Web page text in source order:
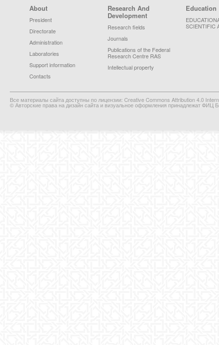
Footer Menu
About
President
Directorate
Administration
Laboratories
Support information
Contacts
Research And
Development
Research fields
Journals
Publications of the Federal
Research Centre RAS
Intellectual property
Education
SCIENTIFIC
Все материалы сайта доступны по лицензии: Creative Commons Attribution 4.0
© Авторские права на дизайн сайта и визуальное оформления принадлежат ФИЦ